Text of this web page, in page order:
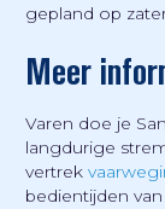
gepland op
Meer
Varen doe je
langdurige
vertrek
bedientijden